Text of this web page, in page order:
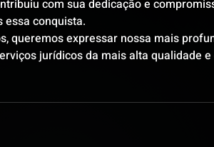
com sua dedicação e
essa conquista.
queremos expressar nossa mais
jurídicos da mais alta qualidade